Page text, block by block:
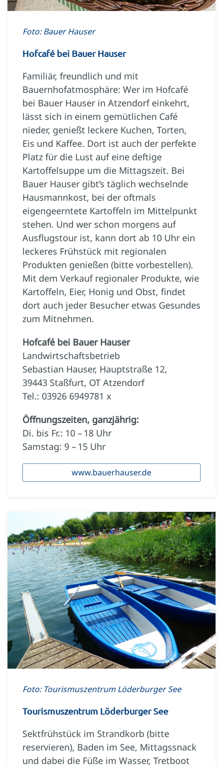
Foto: Bauer Hauser
Hofcafé bei Bauer Hauser
Familiär, freundlich und mit
Bauernhofatmosphäre: Wer im Hofcafé
bei Bauer Hauser in Atzendorf einkehrt,
lässt sich in einem gemütlichen Café
nieder, genießt leckere Kuchen, Torten,
Eis und Kaffee. Dort ist auch der perfekte
Platz für die Lust auf eine deftige
Kartoffelsuppe um die Mittagszeit. Bei
Bauer Hauser gibt’s täglich wechselnde
Hausmannkost, bei der oftmals
eigengeerntete Kartoffeln im Mittelpunkt
stehen. Und wer schon morgens auf
Ausflugstour ist, kann dort ab 10 Uhr ein
leckeres Frühstück mit regionalen
Produkten genießen (bitte vorbestellen).
Mit dem Verkauf regionaler Produkte, wie
Kartoffeln, Eier, Honig und Obst, findet
dort auch jeder Besucher etwas Gesundes
zum Mitnehmen.
Hofcafé bei Bauer Hauser
Landwirtschaftsbetrieb
Sebastian Hauser, Hauptstraße 12,
39443 Staßfurt, OT Atzendorf
Tel.: 03926 6949781 x
Öffnungszeiten, ganzjährig:
Di. bis Fr.: 10 – 18 Uhr
Samstag: 9 – 15 Uhr
www.bauerhauser.de
Foto: Tourismuszentrum Löderburger See
Tourismuszentrum Löderburger See
Sektfrühstück im Strandkorb (bitte
reservieren), Baden im See, Mittagssnack
und dabei die Füße im Wasser, Tretboot